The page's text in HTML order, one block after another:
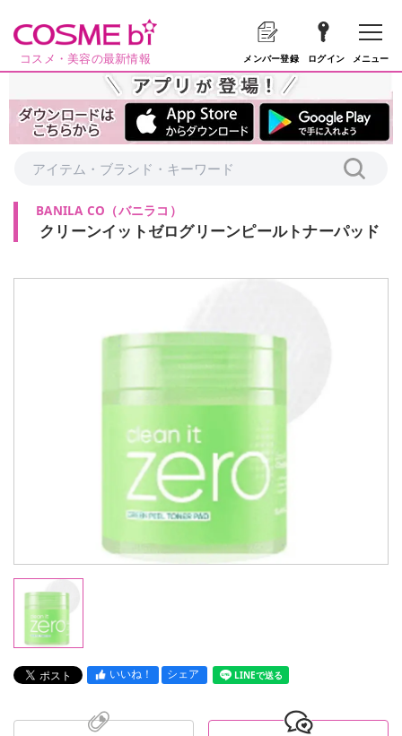
コスメ・美容の最新情報 メンバー登録 ログイン メニュー
BANILA CO （バニラコ ）
クリーンイットゼログリーンピールトナーパッド
いいね！ シェア LINEで送る